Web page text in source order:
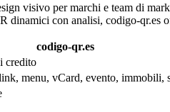
visivo per marchi e team di
dinamici con analisi, codigo-qr.es
codigo-qr.es
credito
menu, vCard, evento, immobili,